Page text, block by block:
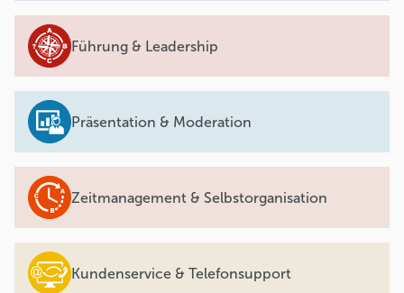
Führung & Leadership
Präsentation & Moderation
Zeitmanagement & Selbstorganisation
Kundenservice & Telefonsupport